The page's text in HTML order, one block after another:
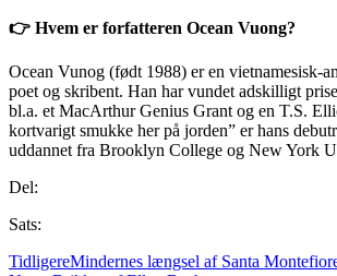
👉 Hvem er forfatteren Ocean Vuong?
Ocean Vunog (født 1988) er en vietnamesisk-
poet og skribent. Han har vundet adskilligt
bl.a. et MacArthur Genius Grant og en T.S.
kortvarigt smukke her på jorden” er hans
uddannet fra Brooklyn College og New York
Del:
Sats:
TidligereMindernes længsel af Santa